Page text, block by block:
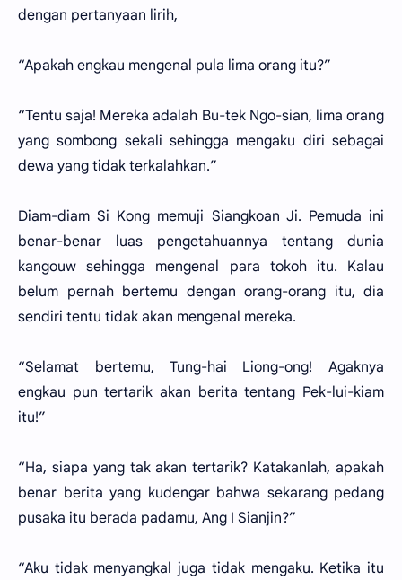
dengan pertanyaan lirih,
“Apakah engkau mengenal pula lima orang itu?”
“Tentu saja! Mereka adalah Bu-tek Ngo-sian, lima orang
yang sombong sekali sehingga mengaku diri sebagai
dewa yang tidak terkalahkan.”
Diam-diam Si Kong memuji Siangkoan Ji. Pemuda ini
benar-benar luas pengetahuannya tentang dunia
kangouw sehingga mengenal para tokoh itu. Kalau
belum pernah bertemu dengan orang-orang itu, dia
sendiri tentu tidak akan mengenal mereka.
“Selamat bertemu, Tung-hai Liong-ong! Agaknya
engkau pun tertarik akan berita tentang Pek-lui-kiam
itu!”
“Ha, siapa yang tak akan tertarik? Katakanlah, apakah
benar berita yang kudengar bahwa sekarang pedang
pusaka itu berada padamu, Ang I Sianjin?”
“Aku tidak menyangkal juga tidak mengaku. Ketika itu